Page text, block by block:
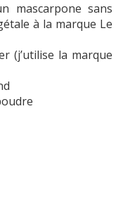
mascarpone sans
à la marque Le
(j’utilise la marque